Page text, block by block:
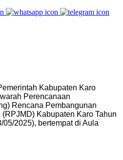
Kabupaten Karo
Perencanaan
Rencana Pembangunan
Kabupaten Karo Tahun
2025), bertempat di Aula